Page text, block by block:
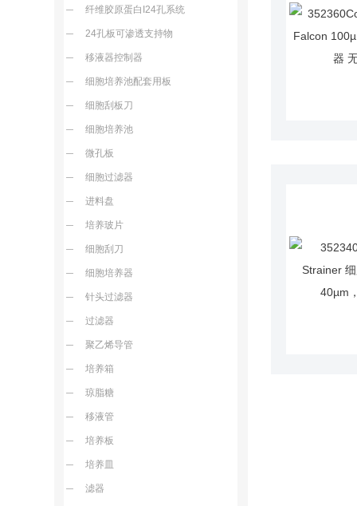
纤维胶原蛋白I24孔系统
24孔板可渗透支持物
移液器控制器
细胞培养池配套用板
细胞刮板刀
细胞培养池
微孔板
细胞过滤器
进料盘
培养玻片
细胞刮刀
细胞培养器
针头过滤器
过滤器
聚乙烯导管
培养箱
琼脂糖
移液管
培养板
培养皿
滤器